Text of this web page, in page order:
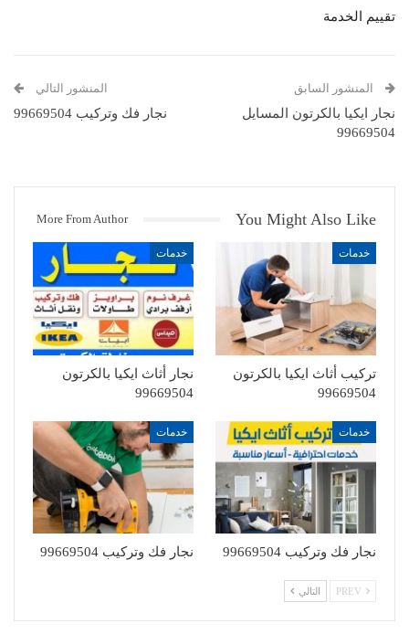
تقييم الخدمة
المنشور السابق
نجار ايكيا بالكرتون المسايل
99669504
المنشور التالي
نجار فك وتركيب 99669504
You Might Also Like
More From Author
خدمات
تركيب أثاث ايكيا بالكرتون
99669504
خدمات
نجار أثاث ايكيا بالكرتون
99669504
خدمات
نجار فك وتركيب 99669504
خدمات
نجار فك وتركيب 99669504
التالي